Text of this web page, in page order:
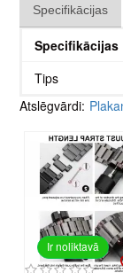
Specifikācijas
Specifikācijas
Tips
Atslēgvārdi:
Ir noliktavā